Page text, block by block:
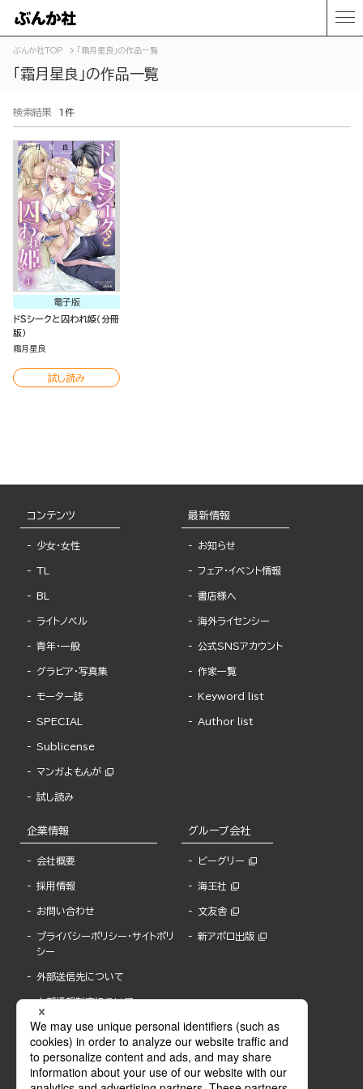
ぶんか社TOP 「霜月星良」の作品一覧
「霜月星良」の作品一覧
検索結果 1件
電子版
ドSシークと囚われ姫（分冊
版）
霜月星良
試し読み
コンテンツ
少女・女性
TL
BL
ライトノベル
青年・一般
グラビア・写真集
モーター誌
SPECIAL
Sublicense
マンガよもんが
試し読み
最新情報
お知らせ
フェア・イベント情報
書店様へ
海外ライセンシー
公式SNSアカウント
作家一覧
Keyword list
Author list
企業情報
会社概要
採用情報
お問い合わせ
プライバシーポリシー・サイトポリ
シー
外部送信先について
内部通報制度について
グループ会社
ビーグリー
海王社
文友舎
新アポロ出版